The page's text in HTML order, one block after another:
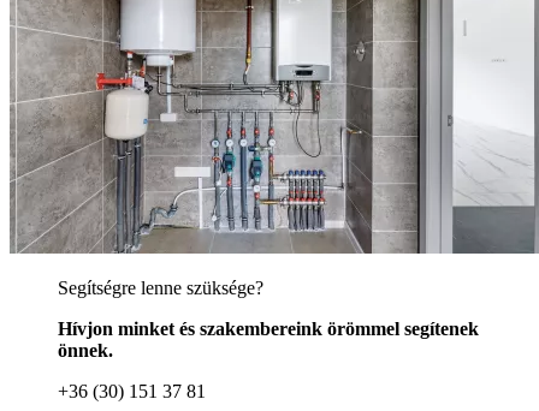
Segítségre lenne szüksége?
Hívjon minket és szakembereink örömmel segítenek
önnek.
+36 (30) 151 37 81